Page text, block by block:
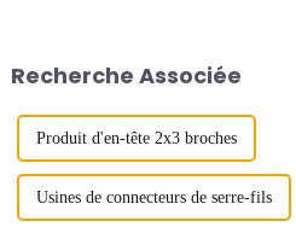
et d'expositions de Shenzhen...
Recherche Associée
Produit d'en-tête 2x3 broches
Usines de connecteurs de serre-fils